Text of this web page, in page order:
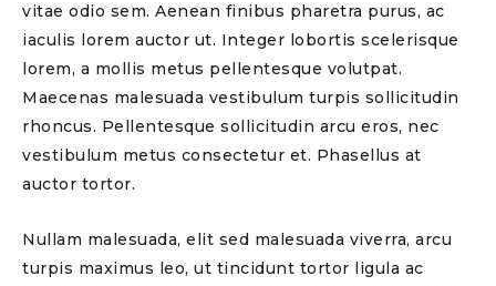
vitae odio sem. Aenean finibus pharetra purus, ac
iaculis lorem auctor ut. Integer lobortis scelerisque
lorem, a mollis metus pellentesque volutpat.
Maecenas malesuada vestibulum turpis sollicitudin
rhoncus. Pellentesque sollicitudin arcu eros, nec
vestibulum metus consectetur et. Phasellus at
auctor tortor.
Nullam malesuada, elit sed malesuada viverra, arcu
turpis maximus leo, ut tincidunt tortor ligula ac